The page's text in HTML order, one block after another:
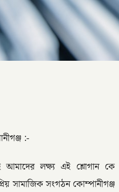
:-
লক্ষ্য এই শ্লোগান কে
সামাজিক সংগঠন কোম্পানীগঞ্জ